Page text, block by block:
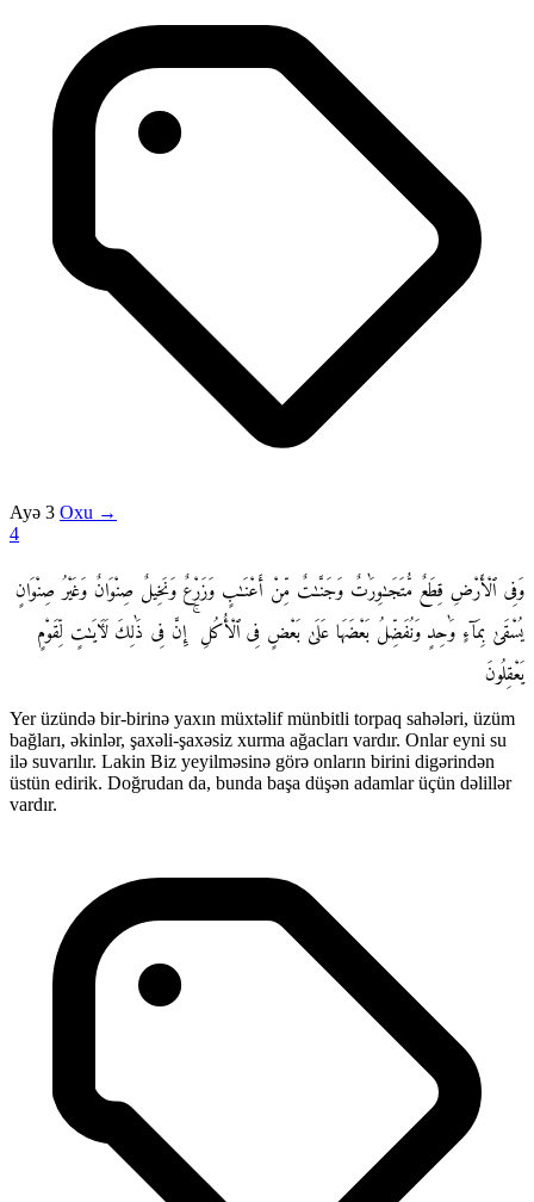
Ayə 3 Oxu →
4
وَفِى ٱلْأَرْضِ قِطَعٌ مُّتَجَـٰوِرَٰتٌ وَجَنَّـٰتٌ مِّنْ أَعْنَـٰبٍ وَزَرْعٌ وَنَخِيلٌ صِنْوَانٌ وَغَيْرُ صِنْوَانٍ
يُسْقَىٰ بِمَآءٍ وَٰحِدٍ وَنُفَضِّلُ بَعْضَهَا عَلَىٰ بَعْضٍ فِى ٱلْأُكُلِ ۚ إِنَّ فِى ذَٰلِكَ لَـَٔايَـٰتٍ لِّقَوْمٍ
يَعْقِلُونَ
Yer üzündə bir-birinə yaxın müxtəlif münbitli torpaq sahələri, üzüm
bağları, əkinlər, şaxəli-şaxəsiz xurma ağacları vardır. Onlar eyni su
ilə suvarılır. Lakin Biz yeyilməsinə görə onların birini digərindən
üstün edirik. Doğrudan da, bunda başa düşən adamlar üçün dəlillər
vardır.